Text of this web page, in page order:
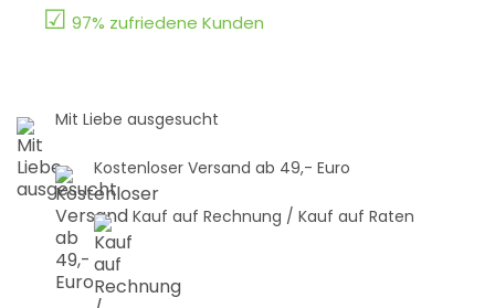
☑ 97% zufriedene Kunden
Mit Liebe ausgesucht
Kostenloser Versand ab 49,- Euro
Kauf auf Rechnung / Kauf auf Raten